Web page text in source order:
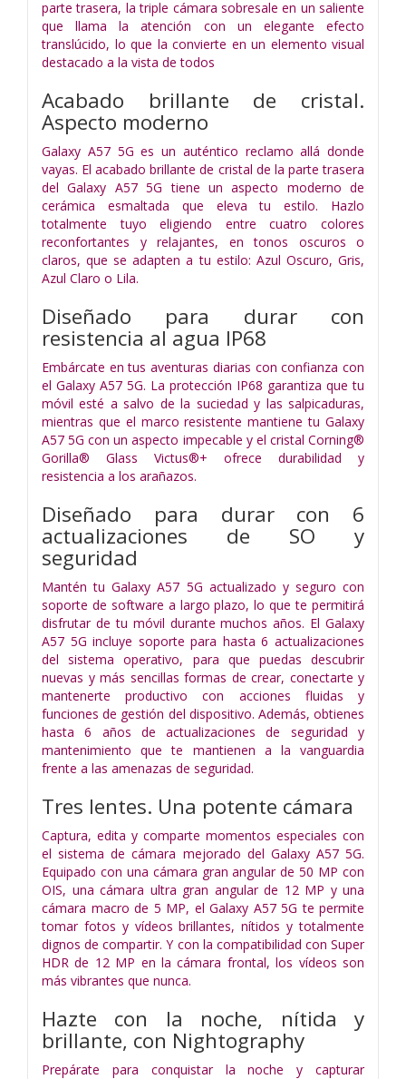
parte trasera, la triple cámara sobresale en un saliente
que llama la atención con un elegante efecto
translúcido, lo que la convierte en un elemento visual
destacado a la vista de todos
Acabado brillante de cristal.
Aspecto moderno
Galaxy A57 5G es un auténtico reclamo allá donde
vayas. El acabado brillante de cristal de la parte trasera
del Galaxy A57 5G tiene un aspecto moderno de
cerámica esmaltada que eleva tu estilo. Hazlo
totalmente tuyo eligiendo entre cuatro colores
reconfortantes y relajantes, en tonos oscuros o
claros, que se adapten a tu estilo: Azul Oscuro, Gris,
Azul Claro o Lila.
Diseñado para durar con
resistencia al agua IP68
Embárcate en tus aventuras diarias con confianza con
el Galaxy A57 5G. La protección IP68 garantiza que tu
móvil esté a salvo de la suciedad y las salpicaduras,
mientras que el marco resistente mantiene tu Galaxy
A57 5G con un aspecto impecable y el cristal Corning®
Gorilla® Glass Victus®+ ofrece durabilidad y
resistencia a los arañazos.
Diseñado para durar con 6
actualizaciones de SO y
seguridad
Mantén tu Galaxy A57 5G actualizado y seguro con
soporte de software a largo plazo, lo que te permitirá
disfrutar de tu móvil durante muchos años. El Galaxy
A57 5G incluye soporte para hasta 6 actualizaciones
del sistema operativo, para que puedas descubrir
nuevas y más sencillas formas de crear, conectarte y
mantenerte productivo con acciones fluidas y
funciones de gestión del dispositivo. Además, obtienes
hasta 6 años de actualizaciones de seguridad y
mantenimiento que te mantienen a la vanguardia
frente a las amenazas de seguridad.
Tres lentes. Una potente cámara
Captura, edita y comparte momentos especiales con
el sistema de cámara mejorado del Galaxy A57 5G.
Equipado con una cámara gran angular de 50 MP con
OIS, una cámara ultra gran angular de 12 MP y una
cámara macro de 5 MP, el Galaxy A57 5G te permite
tomar fotos y vídeos brillantes, nítidos y totalmente
dignos de compartir. Y con la compatibilidad con Super
HDR de 12 MP en la cámara frontal, los vídeos son
más vibrantes que nunca.
Hazte con la noche, nítida y
brillante, con Nightography
Prepárate para conquistar la noche y capturar